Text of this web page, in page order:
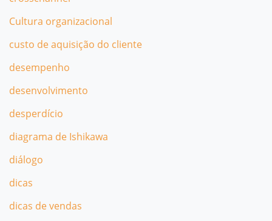
Cultura organizacional
custo de aquisição do cliente
desempenho
desenvolvimento
desperdício
diagrama de Ishikawa
diálogo
dicas
dicas de vendas